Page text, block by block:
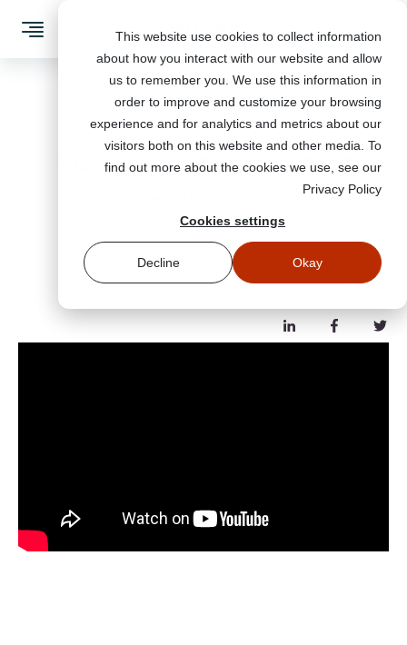
This website use cookies to collect information
about how you interact with our website and allow
us to remember you. We use this information in
order to improve and customize your browsing
experience and for analytics and metrics about our
visitors both on this website and other media. To
find out more about the cookies we use, see our
Privacy Policy
Cookies settings
Okay
Decline
מודעות לאיומי סייבר
הדמיות פישינג
ניהול הפלטפורמה
מערכת ניהול למידה
וובינרים
הצעות מחיר
חזרה לבלוג
בעיות ואתגרים בהכשרה מקצועית לענף
הסייבר: איך עושים את זה נכון?
#וובינרים
ינו׳ 21, 2023